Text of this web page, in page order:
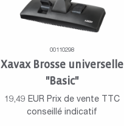
00110298
Xavax Brosse universelle
"Basic"
19,49 EUR Prix de vente TTC
conseillé indicatif